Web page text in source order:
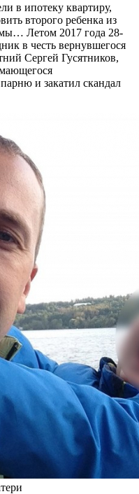
в ипотеку квартиру,
второго ребенка из
Летом 2017 года 28-
в честь вернувшегося
Сергей Гусятников,
и закатил скандал